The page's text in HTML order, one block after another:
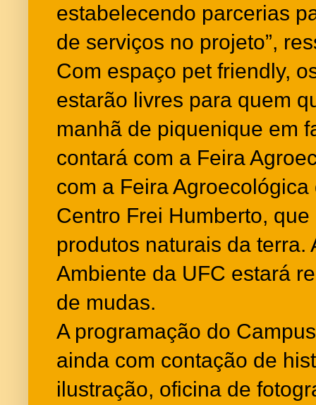
estabelecendo parcerias
de serviços no projeto”,
Com espaço pet friendly,
estarão livres para quem
manhã de piquenique em
contará com a Feira
com a Feira
Centro Frei Humberto,
produtos naturais da terra.
Ambiente da UFC estará
de mudas.
A programação do
ainda com contação de
ilustração, oficina de